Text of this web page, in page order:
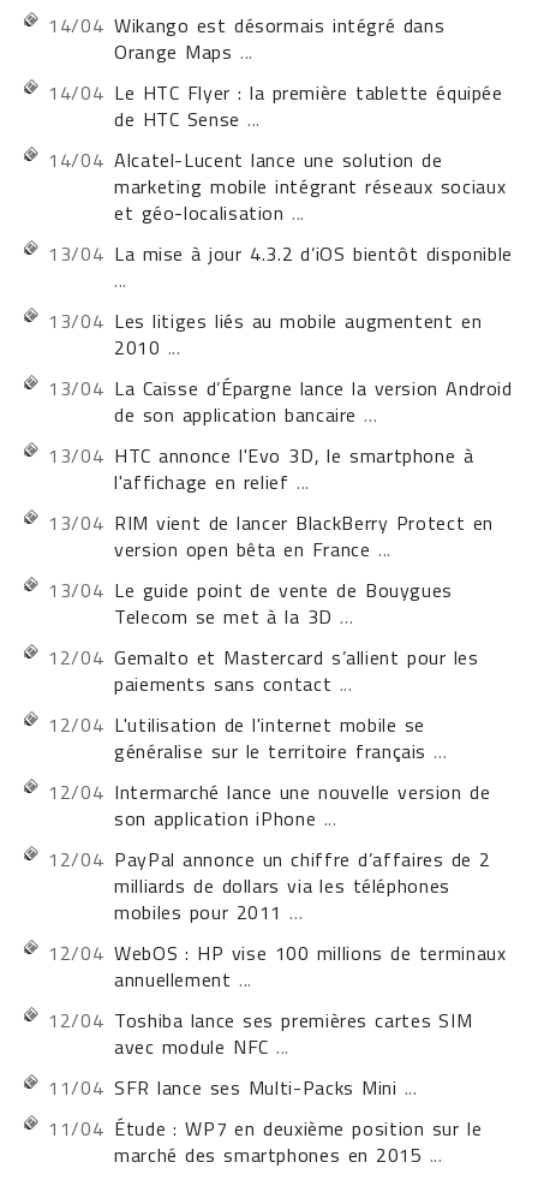
14/04 Wikango est désormais intégré dans
Orange Maps ...
14/04 Le HTC Flyer : la première tablette équipée
de HTC Sense ...
14/04 Alcatel-Lucent lance une solution de
marketing mobile intégrant réseaux sociaux
et géo-localisation ...
13/04 La mise à jour 4.3.2 d’iOS bientôt disponible
...
13/04 Les litiges liés au mobile augmentent en
2010 ...
13/04 La Caisse d’Épargne lance la version Android
de son application bancaire ...
13/04 HTC annonce l'Evo 3D, le smartphone à
l'affichage en relief ...
13/04 RIM vient de lancer BlackBerry Protect en
version open bêta en France ...
13/04 Le guide point de vente de Bouygues
Telecom se met à la 3D ...
12/04 Gemalto et Mastercard s’allient pour les
paiements sans contact ...
12/04 L'utilisation de l'internet mobile se
généralise sur le territoire français ...
12/04 Intermarché lance une nouvelle version de
son application iPhone ...
12/04 PayPal annonce un chiffre d’affaires de 2
milliards de dollars via les téléphones
mobiles pour 2011 ...
12/04 WebOS : HP vise 100 millions de terminaux
annuellement ...
12/04 Toshiba lance ses premières cartes SIM
avec module NFC ...
11/04 SFR lance ses Multi-Packs Mini ...
11/04 Étude : WP7 en deuxième position sur le
marché des smartphones en 2015 ...